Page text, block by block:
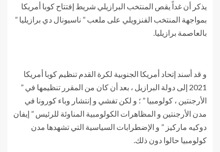
يذكر أن غداً يقص المنتخب البرازيلي شريط إفتتاح كوبا أمريكا
بمواجهة المنتخب الفنزويلي على ملعب ” ناسيونال دي برازيليا ”
بالعاصمة برازيليا.
و قد أسند إتحاد أمريكا الجنوبية لكرة القدم تنظيم كوبا أمريكا
2021 إلى دولة البرازيل ، بعد أن كان من المقرر تنظيمها في ”
الأرجنتين ، كولومبيا ” ؛ و لكن تفشي و إنتشار وباء كورونا في
مدن الأرجنتين و المظاهرات الكولومبية المناوئة للرئيس ” إيفان
دوكيه ماركيز ” و الإضطرابات السياسية التي تشهدها مدن
كولومبيا حالوا دون ذلك.